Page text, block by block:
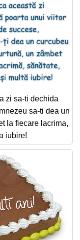
zi sa-ti dechida
sa-ti dea un
la fiecare lacrima,
iubire!